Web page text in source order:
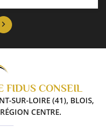
FIDUS CONSEIL
SUR-LOIRE (41), BLOIS,
CENTRE.